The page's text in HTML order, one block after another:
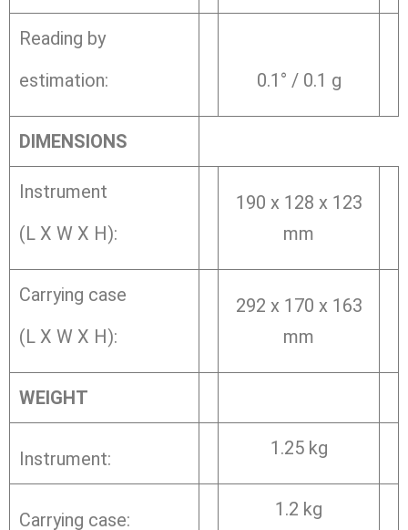
Reading by
estimation:
0.1° / 0.1 g
DIMENSIONS
Instrument
(L X W X H):
190 x 128 x 123
mm
Carrying case
(L X W X H):
292 x 170 x 163
mm
WEIGHT
Instrument: 1.25 kg
Carrying case: 1.2 kg